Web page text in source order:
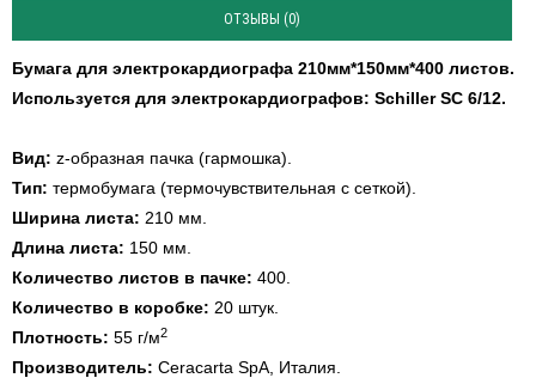
ОТЗЫВЫ (0)
Бумага для электрокардиографа 210мм*150мм*400 листов.
Используется для электрокардиографов: Schiller SC 6/12.
Вид: z-образная пачка (гармошка).
Тип: термобумага (термочувствительная с сеткой).
Ширина листа: 210 мм.
Длина листа: 150 мм.
Количество листов в пачке: 400.
Количество в коробке: 20 штук.
Плотность: 55 г/м2
Производитель: Ceracarta SpA, Италия.